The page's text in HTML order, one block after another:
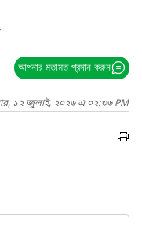
আপনার মতামত প্রদান করুন
১২ জুলাই, ২০২৬ এ ০২:৩৬ PM